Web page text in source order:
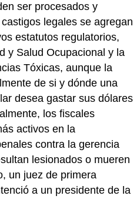
ser procesados y
legales se agregan
estatutos regulatorios,
y Salud Ocupacional y la
Tóxicas, aunque la
de si y dónde una
desea gastar sus dólares
los fiscales
activos en la
contra la gerencia
lesionados o mueren
un juez de primera
a un presidente de la